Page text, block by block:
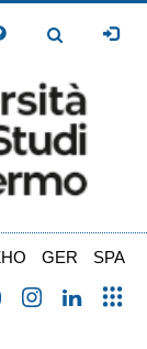
Toggle
GER SPA